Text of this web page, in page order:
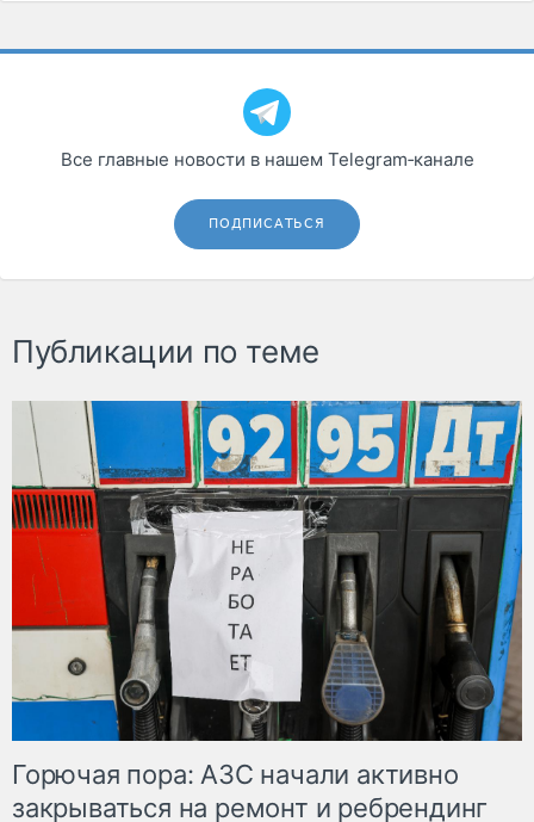
Все главные новости в нашем Telegram‑канале
ПОДПИСАТЬСЯ
Публикации по теме
Горючая пора: АЗС начали активно
закрываться на ремонт и ребрендинг